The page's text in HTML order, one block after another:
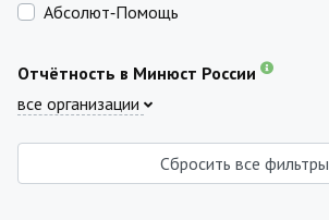
Абсолют‑Помощь
Отчётность в Минюст России
все организации
Сбросить все фильтры